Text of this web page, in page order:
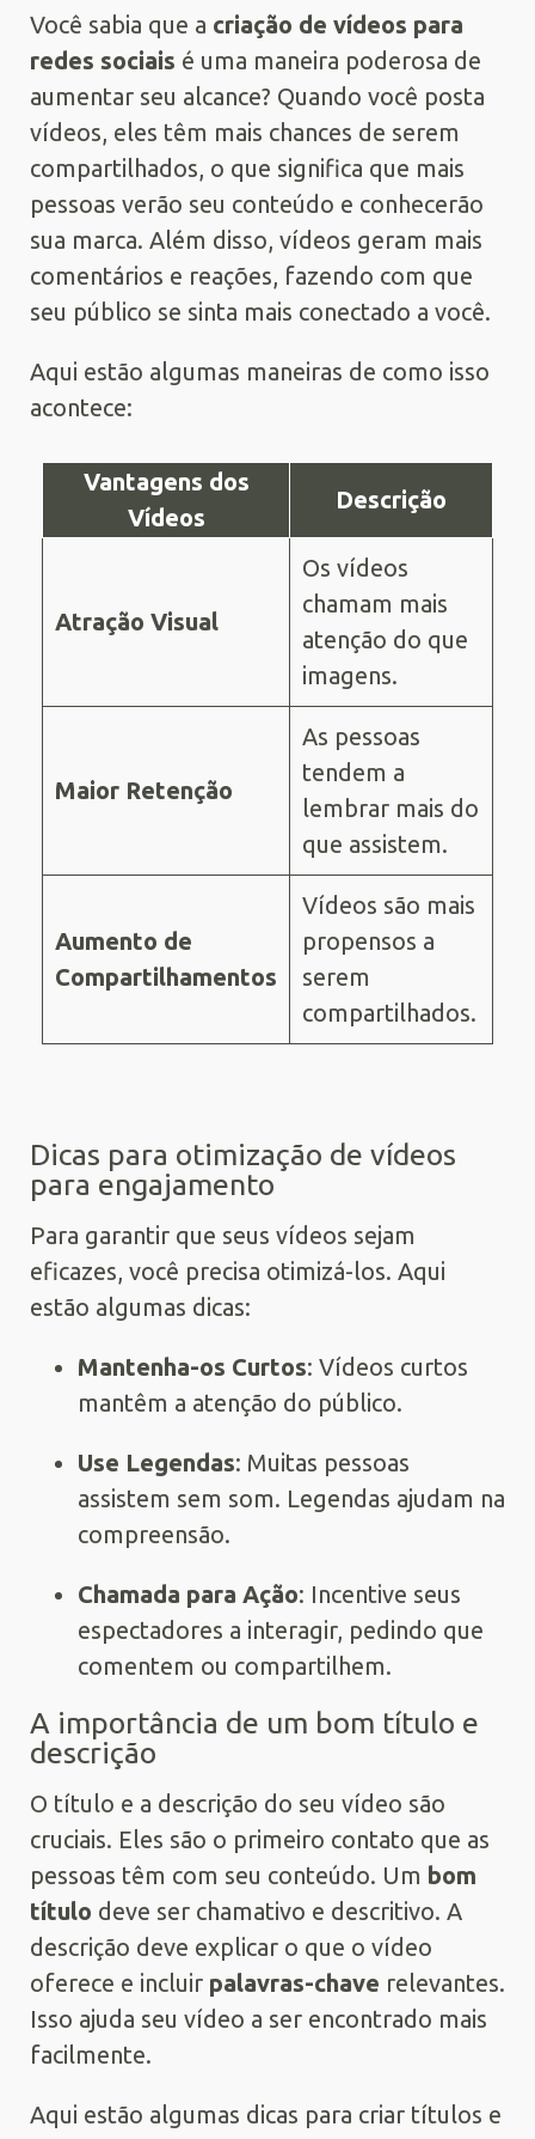
Você sabia que a criação de vídeos para
redes sociais é uma maneira poderosa de
aumentar seu alcance? Quando você posta
vídeos, eles têm mais chances de serem
compartilhados, o que significa que mais
pessoas verão seu conteúdo e conhecerão
sua marca. Além disso, vídeos geram mais
comentários e reações, fazendo com que
seu público se sinta mais conectado a você.
Aqui estão algumas maneiras de como isso
acontece:
Vantagens dos
Vídeos
Descrição
Atração Visual
Os vídeos
chamam mais
atenção do que
imagens.
Maior Retenção
As pessoas
tendem a
lembrar mais do
que assistem.
Aumento de
Compartilhamentos
Vídeos são mais
propensos a
serem
compartilhados.
Dicas para otimização de vídeos
para engajamento
Para garantir que seus vídeos sejam
eficazes, você precisa otimizá-los. Aqui
estão algumas dicas:
Mantenha-os Curtos: Vídeos curtos
mantêm a atenção do público.
Use Legendas: Muitas pessoas
assistem sem som. Legendas ajudam na
compreensão.
Chamada para Ação: Incentive seus
espectadores a interagir, pedindo que
comentem ou compartilhem.
A importância de um bom título e
descrição
O título e a descrição do seu vídeo são
cruciais. Eles são o primeiro contato que as
pessoas têm com seu conteúdo. Um bom
título deve ser chamativo e descritivo. A
descrição deve explicar o que o vídeo
oferece e incluir palavras-chave relevantes.
Isso ajuda seu vídeo a ser encontrado mais
facilmente.
Aqui estão algumas dicas para criar títulos e